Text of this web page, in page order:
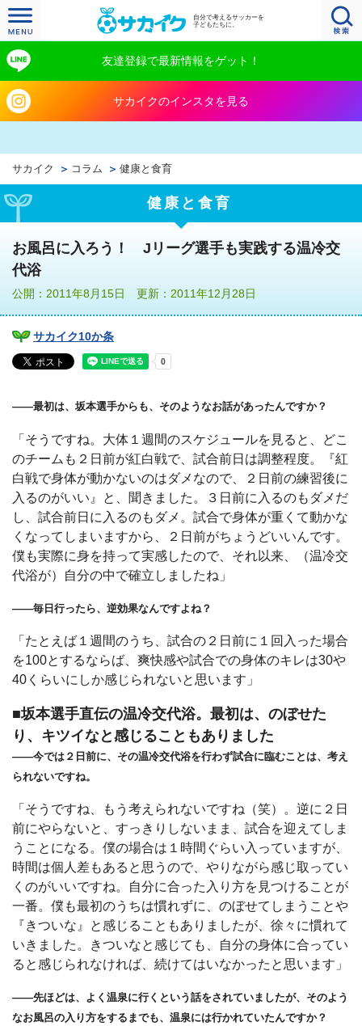
自分で考えるサッカーを
子どもたちに。
友達登録で最新情報をゲット！
サカイクのインスタを見る
サカイク コラム 健康と食育
健康と食育
お風呂に入ろう！ Jリーグ選手も実践する温冷交
代浴
公開：2011年8月15日 更新：2011年12月28日
サカイク10か条
――最初は、坂本選手からも、そのようなお話があったんですか？
「そうですね。大体１週間のスケジュールを見ると、どこ
のチームも２日前が紅白戦で、試合前日は調整程度。『紅
白戦で身体が動かないのはダメなので、２日前の練習後に
入るのがいい』と、聞きました。３日前に入るのもダメだ
し、試合前日に入るのもダメ。試合で身体が重くて動かな
くなってしまいますから、２日前がちょうどいいんです。
僕も実際に身を持って実感したので、それ以来、（温冷交
代浴が）自分の中で確立しましたね」
――毎日行ったら、逆効果なんですよね？
「たとえば１週間のうち、試合の２日前に１回入った場合
を100とするならば、爽快感や試合での身体のキレは30や
40くらいにしか感じられないと思います」
■坂本選手直伝の温冷交代浴。最初は、のぼせた
り、キツイなと感じることもありました
――今では２日前に、その温冷交代浴を行わず試合に臨むことは、考え
られないですね。
「そうですね、もう考えられないですね（笑）。逆に２日
前にやらないと、すっきりしないまま、試合を迎えてしま
うことになる。僕の場合は１時間ぐらい入っていますが、
時間は個人差もあると思うので、やりながら感じ取ってい
くのがいいですね。自分に合った入り方を見つけることが
一番。僕も最初のうちは慣れずに、のぼせてしまうことや
『きついな』と感じることもありましたが、徐々に慣れて
いきました。きついなと感じても、自分の身体に合ってい
ると感じられなければ、続けてはいなかったと思います」
――先ほどは、よく温泉に行くという話をされていましたが、そのよう
なお風呂の入り方をするまでも、温泉には行かれていたんですか？